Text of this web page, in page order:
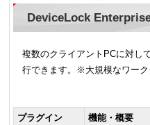
DeviceLock
複数のクライアントPCに対し
行できます。※大規模なワーク
プラグイン 機能・概要